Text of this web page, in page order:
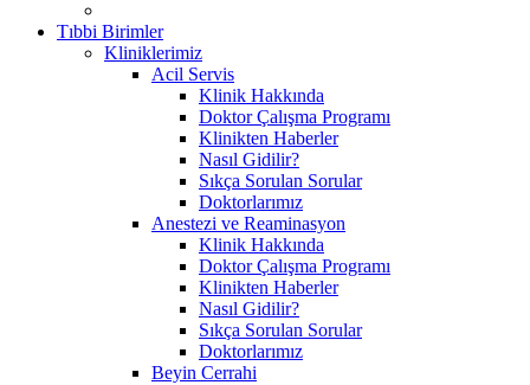
Tıbbi Birimler
Kliniklerimiz
Acil Servis
Klinik Hakkında
Doktor Çalışma Programı
Klinikten Haberler
Nasıl Gidilir?
Sıkça Sorulan Sorular
Doktorlarımız
Anestezi ve Reaminasyon
Klinik Hakkında
Doktor Çalışma Programı
Klinikten Haberler
Nasıl Gidilir?
Sıkça Sorulan Sorular
Doktorlarımız
Beyin Cerrahi